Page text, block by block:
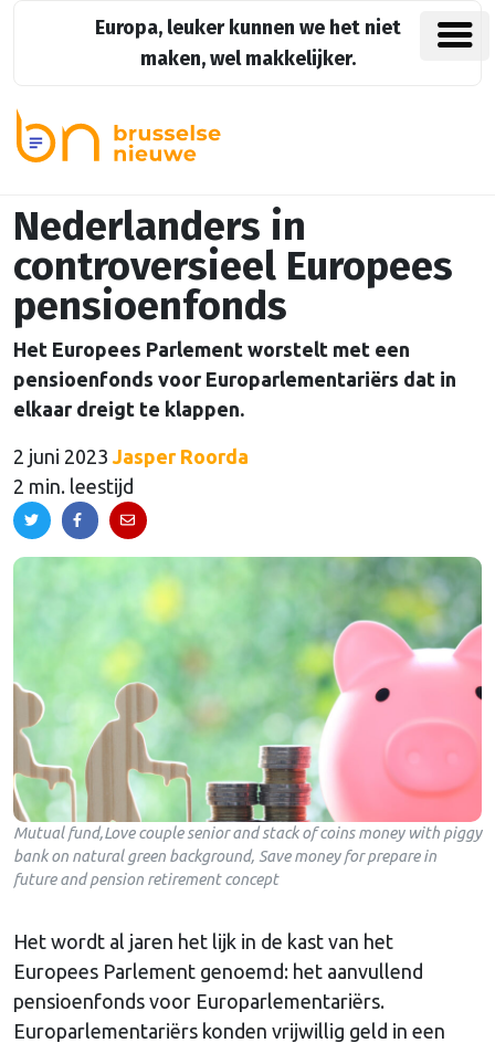
Europa, leuker kunnen we het niet
maken, wel makkelijker.
Nederlanders in
controversieel Europees
pensioenfonds
Het Europees Parlement worstelt met een
pensioenfonds voor Europarlementariërs dat in
elkaar dreigt te klappen.
2 juni 2023 Jasper Roorda
2 min. leestijd
Mutual fund,Love couple senior and stack of coins money with piggy
bank on natural green background, Save money for prepare in
future and pension retirement concept
Het wordt al jaren het lijk in de kast van het
Europees Parlement genoemd: het aanvullend
pensioenfonds voor Europarlementariërs.
Europarlementariërs konden vrijwillig geld in een